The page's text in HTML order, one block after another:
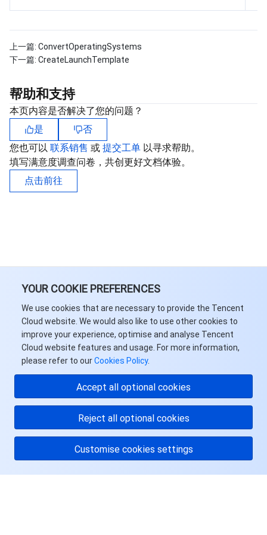
YOUR COOKIE PREFERENCES
We use cookies that are necessary to provide the Tencent
Cloud website. We would also like to use other cookies to
improve your experience, optimise and analyse Tencent
Cloud website features and usage. For more information,
please refer to ourCookies Policy.
Accept all optional cookies
Reject all optional cookies
Customise cookies settings
上一篇: ConvertOperatingSystems
下一篇: CreateLaunchTemplate
帮助和支持
本页内容是否解决了您的问题？
是
否
您也可以 联系销售 或 提交工单 以寻求帮助。
填写满意度调查问卷，共创更好文档体验。
点击前往